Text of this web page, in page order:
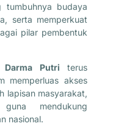
tumbuhnya budaya
serta memperkuat
pilar pembentuk
Putri terus
memperluas akses
lapisan masyarakat,
mendukung
nasional.